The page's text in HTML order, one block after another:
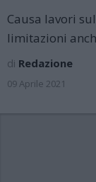
Causa lavori
limitazioni
di Redazione
09 Aprile 2021